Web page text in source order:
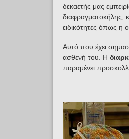
δεκαετής μας
διαφραγματοκήλης,
ειδικότητες όπως η
Αυτό που έχει
ασθενή του. Η
παραμένει